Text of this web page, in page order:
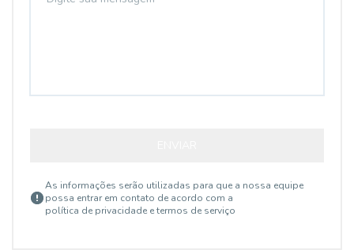
As informações serão utilizadas para que a nossa equipe
possa entrar em contato de acordo com a
política de privacidade e termos de serviço